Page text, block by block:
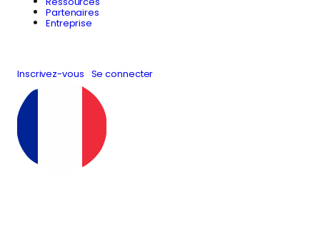
Partenaires
Entreprise
Inscrivez-vous Se connecter